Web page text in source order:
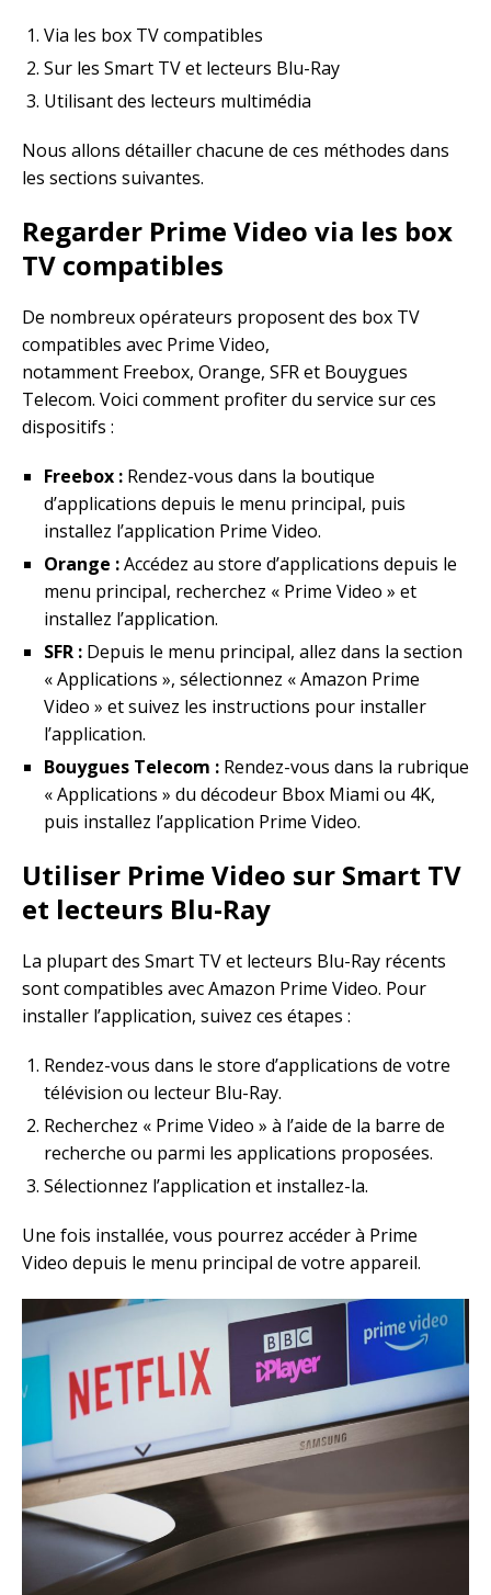
Via les box TV compatibles
Sur les Smart TV et lecteurs Blu-Ray
Utilisant des lecteurs multimédia
Nous allons détailler chacune de ces méthodes dans
les sections suivantes.
Regarder Prime Video via les box
TV compatibles
De nombreux opérateurs proposent des box TV
compatibles avec Prime Video,
notamment Freebox, Orange, SFR et Bouygues
Telecom. Voici comment profiter du service sur ces
dispositifs :
Freebox : Rendez-vous dans la boutique
d’applications depuis le menu principal, puis
installez l’application Prime Video.
Orange :Accédez au store d’applications depuis le
menu principal, recherchez « Prime Video » et
installez l’application.
SFR : Depuis le menu principal, allez dans la section
« Applications », sélectionnez « Amazon Prime
Video » et suivez les instructions pour installer
l’application.
Bouygues Telecom : Rendez-vous dans la rubrique
« Applications » du décodeur Bbox Miami ou 4K,
puis installez l’application Prime Video.
Utiliser Prime Video sur Smart TV
et lecteurs Blu-Ray
La plupart des Smart TV et lecteurs Blu-Ray récents
sont compatibles avec Amazon Prime Video. Pour
installer l’application, suivez ces étapes :
Rendez-vous dans le store d’applications de votre
télévision ou lecteur Blu-Ray.
Recherchez « Prime Video » à l’aide de la barre de
recherche ou parmi les applications proposées.
Sélectionnez l’application et installez-la.
Une fois installée, vous pourrez accéder à Prime
Video depuis le menu principal de votre appareil.